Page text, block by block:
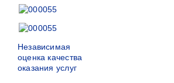
Независимая
оценка качества
оказания услуг